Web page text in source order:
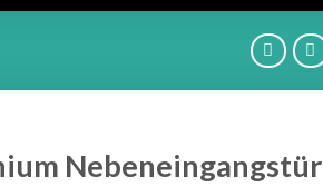
Nebeneingangstür